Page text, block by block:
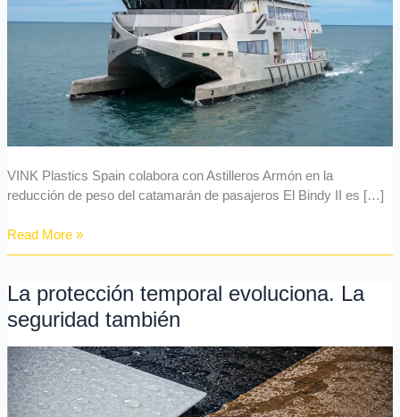
VINK Plastics Spain colabora con Astilleros Armón en la
reducción de peso del catamarán de pasajeros El Bindy II es […]
pasajeros
Read More »
La protección temporal evoluciona. La
seguridad también
La
protección
temporal
evoluciona.
La
seguridad
también